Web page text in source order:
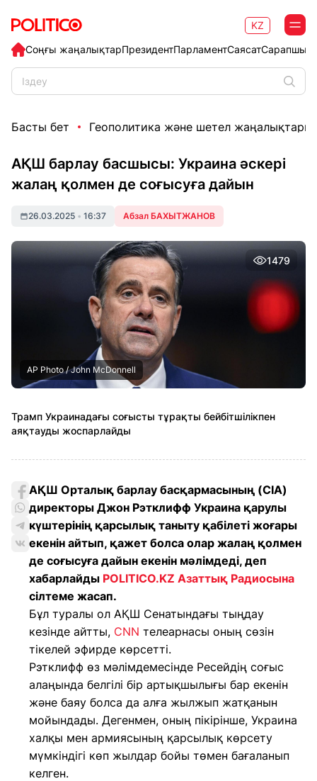
Соңғы жаңалықтарПрезидентПарламентСаясат
KZ
Басты бет Геополитика және шетел жаңалықтары
АҚШ барлау басшысы: Украина әскері
жалаң қолмен де соғысуға дайын
26.03.2025 • 16:37 Абзал БАХЫТЖАНОВ
1479
AP Photo / John McDonnell
Трамп Украинадағы соғысты тұрақты бейбітшілікпен
аяқтауды жоспарлайды
АҚШ Орталық барлау басқармасының (CIA)
директоры Джон Рэтклифф Украина қарулы
күштерінің қарсылық таныту қабілеті жоғары
екенін айтып, қажет болса олар жалаң қолмен
де соғысуға дайын екенін мәлімдеді, деп
хабарлайды POLITICO.KZ Азаттық Радиосына
сілтеме жасап.
Бұл туралы ол АҚШ Сенатындағы тыңдау
кезінде айтты, CNN телеарнасы оның сөзін
тікелей эфирде көрсетті.
Рэтклифф өз мәлімдемесінде Ресейдің соғыс
алаңында белгілі бір артықшылығы бар екенін
және баяу болса да алға жылжып жатқанын
мойындады. Дегенмен, оның пікірінше, Украина
халқы мен армиясының қарсылық көрсету
мүмкіндігі көп жылдар бойы төмен бағаланып
келген.